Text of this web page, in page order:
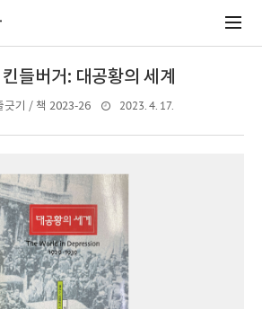
들버거: 대공황의 세계
긋기 / 책 2023-26 2023. 4. 17.